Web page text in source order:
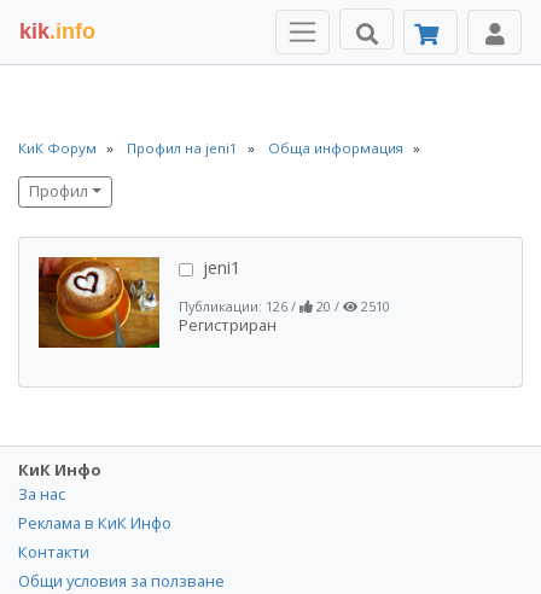
kik.info
КиК Форум Профил на jeni1 Обща информация
Профил
jeni1
Публикации: 126 / 20 / 2510
Регистриран
КиК Инфо
За нас
Реклама в КиК Инфо
Контакти
Общи условия за ползване